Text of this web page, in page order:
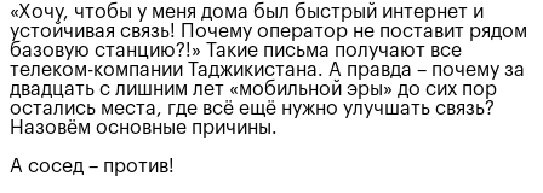
«Хочу, чтобы у меня дома был быстрый интернет и
устойчивая связь! Почему оператор не поставит рядом
базовую станцию?!» Такие письма получают все
телеком-компании Таджикистана. А правда – почему за
двадцать с лишним лет «мобильной эры» до сих пор
остались места, где всё ещё нужно улучшать связь?
Назовём основные причины.
А сосед – против!